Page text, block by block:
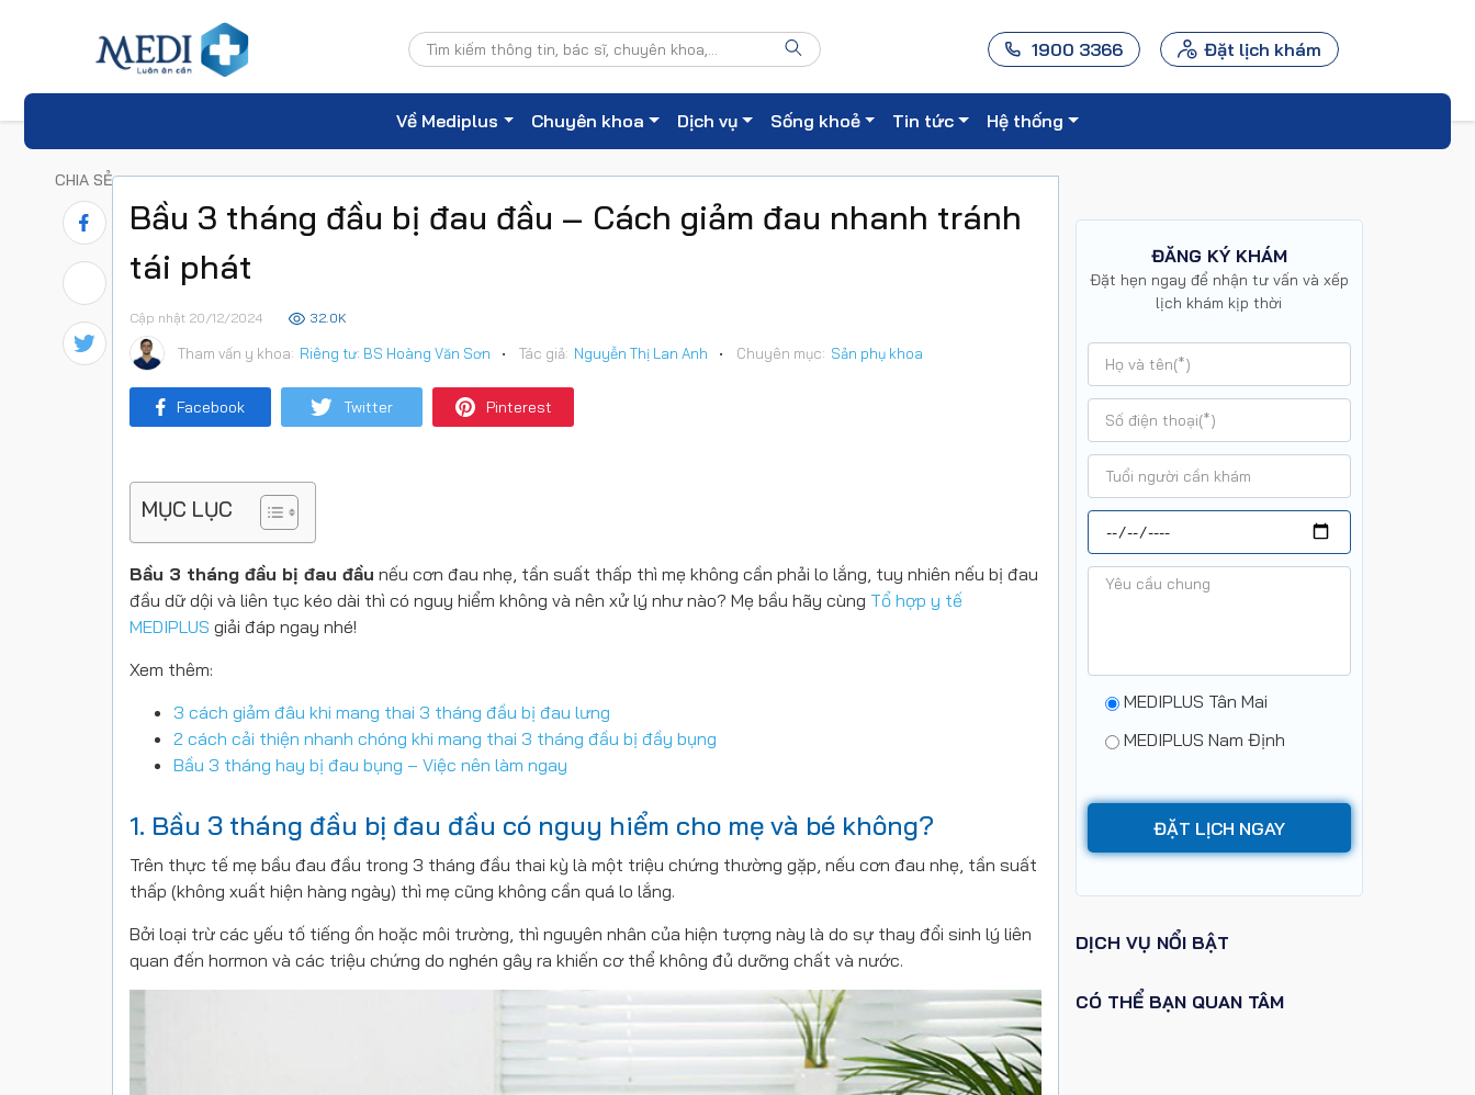
1900 3366 Đặt lịch khám
Về Mediplus Chuyên khoa Dịch vụ Sống khoẻ Tin tức Hệ thống
Bầu 3 tháng đầu bị đau đầu – Cách giảm đau nhanh tránh
tái phát
Cập nhật 20/12/2024 32.0K
Tham vấn y khoa: Riêng tư: BS Hoàng Văn Sơn • Tác giả: Nguyễn Thị Lan Anh • Chuyên mục: Sản phụ khoa
Facebook Twitter Pinterest
MỤC LỤC
Bầu 3 tháng đầu bị đau đầu nếu cơn đau nhẹ, tần suất thấp thì mẹ không cần phải lo lắng, tuy nhiên nếu bị đau
đầu dữ dội và liên tục kéo dài thì có nguy hiểm không và nên xử lý như nào? Mẹ bầu hãy cùng Tổ hợp y tế
MEDIPLUS giải đáp ngay nhé!
Xem thêm:
3 cách giảm đâu khi mang thai 3 tháng đầu bị đau lưng
2 cách cải thiện nhanh chóng khi mang thai 3 tháng đầu bị đầy bụng
Bầu 3 tháng hay bị đau bụng – Việc nên làm ngay
1. Bầu 3 tháng đầu bị đau đầu có nguy hiểm cho mẹ và bé không?
Trên thực tế mẹ bầu đau đầu trong 3 tháng đầu thai kỳ là một triệu chứng thường gặp, nếu cơn đau nhẹ, tần suất
thấp (không xuất hiện hàng ngày) thì mẹ cũng không cần quá lo lắng.
Bởi loại trừ các yếu tố tiếng ồn hoặc môi trường, thì nguyên nhân của hiện tượng này là do sự thay đổi sinh lý liên
quan đến hormon và các triệu chứng do nghén gây ra khiến cơ thể không đủ dưỡng chất và nước.
ĐĂNG KÝ KHÁM
Đặt hẹn ngay để nhận tư vấn và xếp
lịch khám kịp thời
MEDIPLUS Tân Mai
MEDIPLUS Nam Định
DỊCH VỤ NỔI BẬT
CÓ THỂ BẠN QUAN TÂM
CHIA SẺ